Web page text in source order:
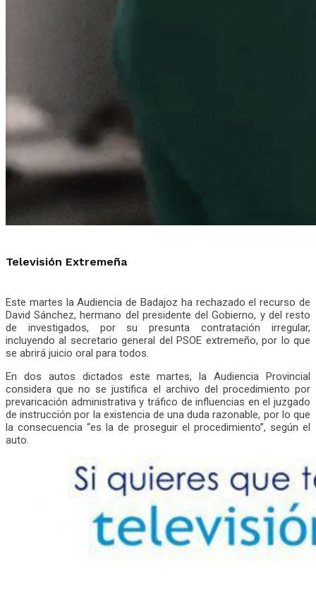
Televisión Extremeña
Este martes la Audiencia de Badajoz ha rechazado el recurso de
David Sánchez, hermano del presidente del Gobierno, y del resto
de investigados, por su presunta contratación irregular,
incluyendo al secretario general del PSOE extremeño, por lo que
se abrirá juicio oral para todos.
En dos autos dictados este martes, la Audiencia Provincial
considera que no se justifica el archivo del procedimiento por
prevaricación administrativa y tráfico de influencias en el juzgado
de instrucción por la existencia de una duda razonable, por lo que
la consecuencia “es la de proseguir el procedimiento”, según el
auto.